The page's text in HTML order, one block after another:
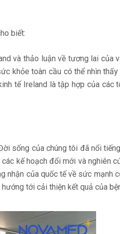
biết:
và thảo luận về tương lai của
khỏe toàn cầu có thể nhìn
tế Ireland là tập hợp của các
sống của chúng tôi đã nổi
kế hoạch đổi mới và nghiên
nhận của quốc tế về sức mạnh
tới cải thiện kết quả của